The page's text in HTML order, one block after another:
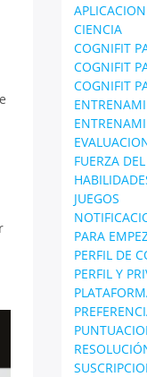
CIENCIA
COGNIFIT
COGNIFIT
COGNIFIT
FUERZA
JUEGOS
PARA
PERFIL DE
PERFIL Y